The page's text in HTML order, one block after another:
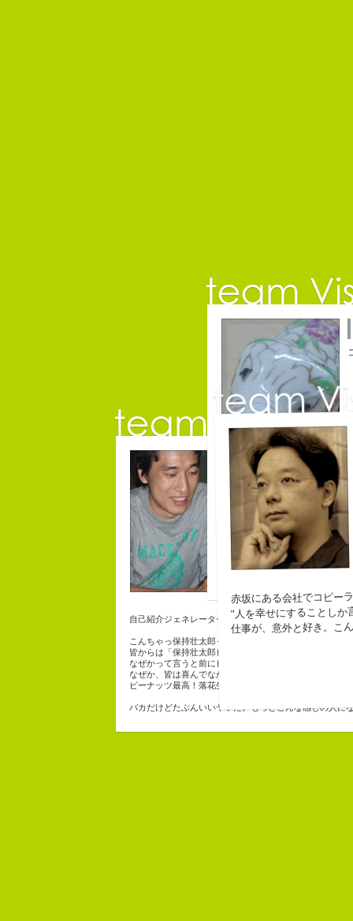
チームVision 事
保持壮太
コピーライター
自己紹介ジェネレーターというサイトがある。試しにや
こんちゃっ保持壮太郎っていいます。
皆からは「保持壮太郎ピーナッツ」って呼ばれてるよ。
なぜかって言うと前にピーナッツを皆に一粒ずつあげた
なぜか、皆は喜んでなかったけどね。
ピーナッツ最高！落花生なんて呼ぶなっつーの
バカだけどたぶんいいヤツだ。もっとこんな感じの人に
なにがしか書い
生きられてる私
長崎県五島市出身
３６歳
「五島列島はよいところで
みなさん一度お出かけくだ
赤坂にある会社でコピー
"人を幸せにすることし
仕事が、意外と好き。こ